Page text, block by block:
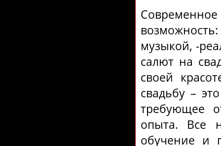
музыкой, -
салют на
своей
свадьбу –
требующее
опыта. Все
обучение и